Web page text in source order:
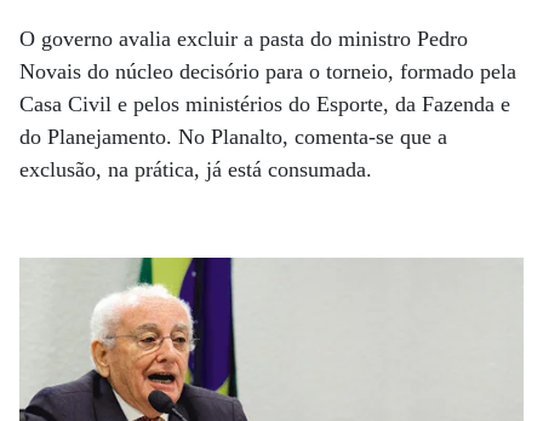
O governo avalia excluir a pasta do ministro Pedro
Novais do núcleo decisório para o torneio, formado pela
Casa Civil e pelos ministérios do Esporte, da Fazenda e
do Planejamento. No Planalto, comenta-se que a
exclusão, na prática, já está consumada.